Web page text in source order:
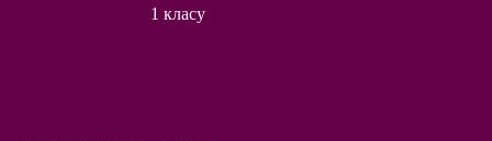
1 класу